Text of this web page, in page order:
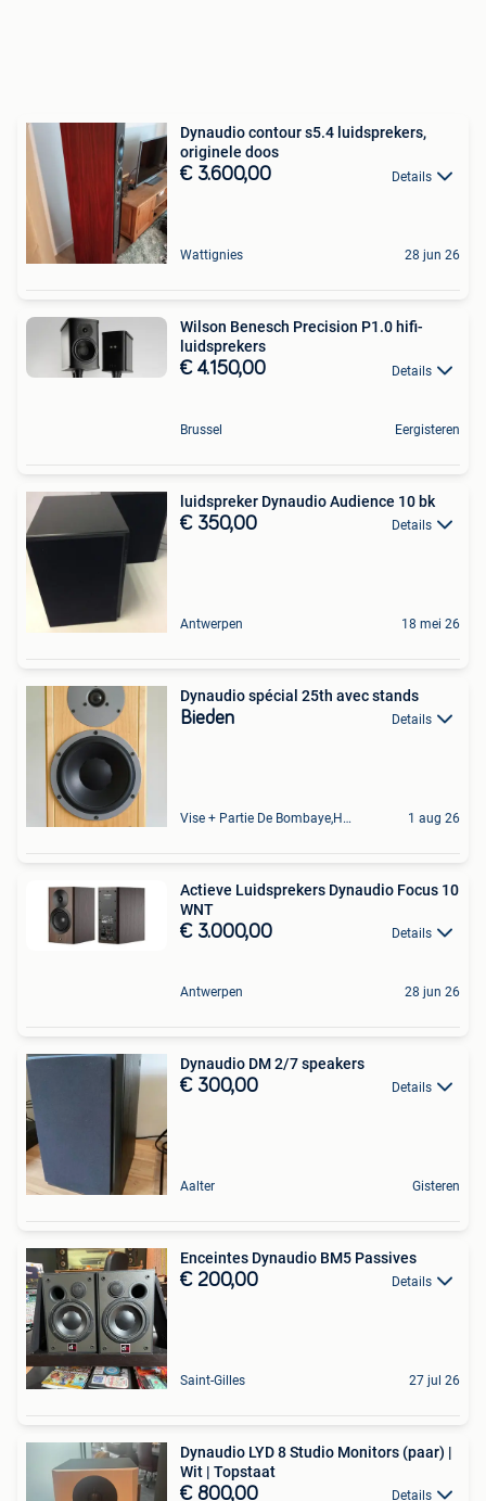
Dynaudio contour s5.4 luidsprekers,
originele doos
€ 3.600,00 Details
Wattignies 28 jun 26
Wilson Benesch Precision P1.0 hifi-
luidsprekers
€ 4.150,00 Details
Brussel Eergisteren
luidspreker Dynaudio Audience 10 bk
€ 350,00 Details
Antwerpen 18 mei 26
Dynaudio spécial 25th avec stands
Bieden Details
Vise + Partie De Bombaye,Hac- Court, Hermalle-Ss-Argenteau 1 aug 26
Actieve Luidsprekers Dynaudio Focus 10
WNT
€ 3.000,00 Details
Antwerpen 28 jun 26
Dynaudio DM 2/7 speakers
€ 300,00 Details
Aalter Gisteren
Enceintes Dynaudio BM5 Passives
€ 200,00 Details
Saint-Gilles 27 jul 26
Dynaudio LYD 8 Studio Monitors (paar) |
Wit | Topstaat
€ 800,00 Details